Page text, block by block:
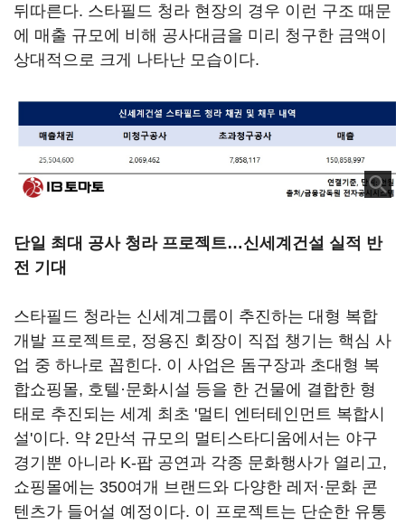
뒤따른다. 스타필드 청라 현장의 경우 이런 구조 때문
에 매출 규모에 비해 공사대금을 미리 청구한 금액이
상대적으로 크게 나타난 모습이다.
단일 최대 공사 청라 프로젝트…신세계건설 실적 반
전 기대
스타필드 청라는 신세계그룹이 추진하는 대형 복합
개발 프로젝트로, 정용진 회장이 직접 챙기는 핵심 사
업 중 하나로 꼽힌다. 이 사업은 돔구장과 초대형 복
합쇼핑몰, 호텔·문화시설 등을 한 건물에 결합한 형
태로 추진되는 세계 최초 '멀티 엔터테인먼트 복합시
설'이다. 약 2만석 규모의 멀티스타디움에서는 야구
경기뿐 아니라 K-팝 공연과 각종 문화행사가 열리고,
쇼핑몰에는 350여개 브랜드와 다양한 레저·문화 콘
텐츠가 들어설 예정이다. 이 프로젝트는 단순한 유통